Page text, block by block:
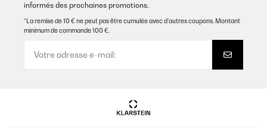
25/08/2025
informés des prochaines promotions.
*La remise de 10 € ne peut pas être cumulée avec d’autres coupons. Montant
minimum de commande 100 €.